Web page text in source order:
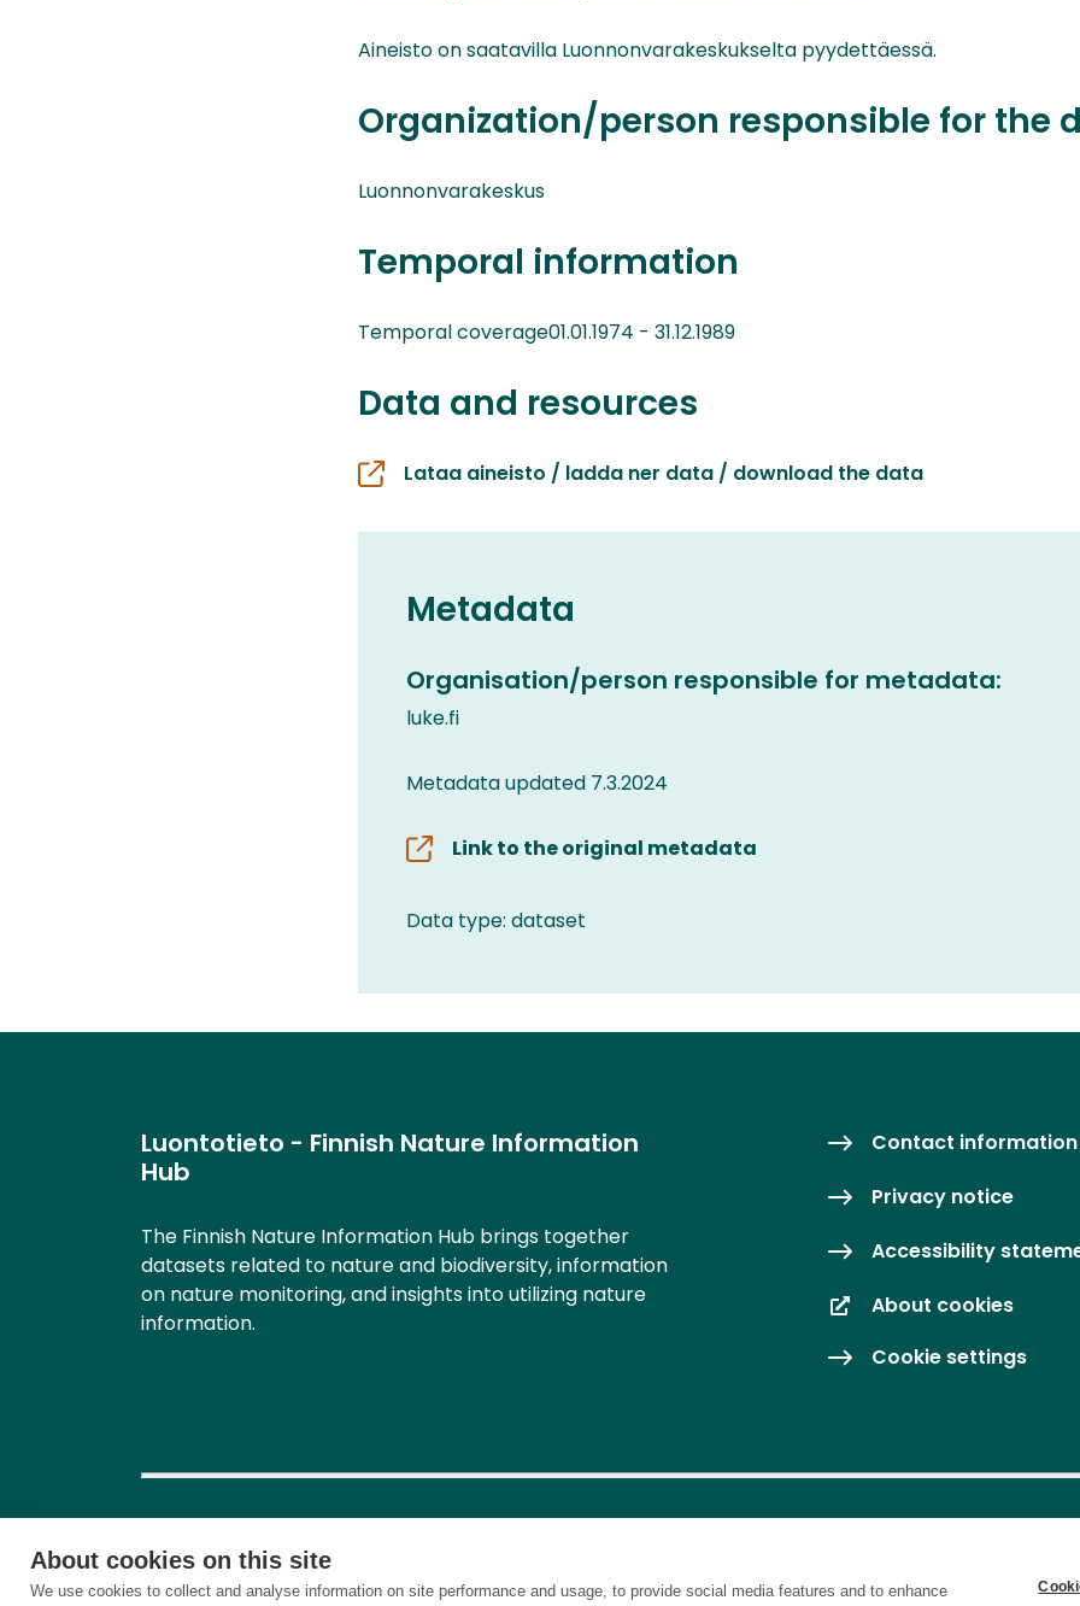
About cookies on this site
We use cookies to collect and analyse information on site performance and usage, to provide social media features and to enhance
Aineisto on saatavilla Luonnonvarakeskukselta pyydettäessä.
Organization/person responsible for the
Luonnonvarakeskus
Temporal information
Temporal coverage01.01.1974 - 31.12.1989
Data and resources
Lataa aineisto / ladda ner data / download the data
Metadata
Organisation/person responsible for metadata:
luke.fi
Metadata updated 7.3.2024
Link to the original metadata
Data type: dataset
Luontotieto - Finnish Nature Information
Hub
The Finnish Nature Information Hub brings together
datasets related to nature and biodiversity, information
on nature monitoring, and insights into utilizing nature
information.
Contact information
Privacy notice
Accessibility
About cookies
Cookie settings